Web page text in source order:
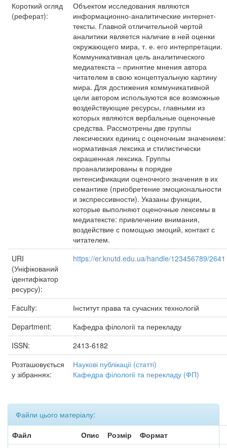
Короткий огляд
(реферат):
Объектом исследования являются
информационно-аналитические интернет-
тексты. Главной отличительной чертой
аналитики является наличие в ней оценки
окружающего мира, т. е. его интерпретации.
Коммуникативная цель аналитического
медиатекста – принятие мнения автора
читателем в свою концептуальную картину
мира. Для достижения коммуникативной
цели автором используются все возможные
воздействующие ресурсы, главными из
которых являются вербальные оценочные
средства. Рассмотрены две группы
лексических единиц с оценочным значением:
нормативная лексика и стилистически
окрашенная лексика. Группы
проанализированы в порядке
интенсификации оценочного значения в их
семантике (приобретение эмоциональности
и экспрессивности). Указаны функции,
которые выполняют оценочные лексемы в
медиатексте: привлечение внимания,
воздействие с помощью эмоций, контакт с
читателем.
URI
(Уніфікований
ідентифікатор
ресурсу):
https://er.knutd.edu.ua/handle/123456789/2641
Faculty:
Інститут права та сучасних технологій
Department:
Кафедра філології та перекладу
ISSN:
2413-6182
Розташовується
у зібраннях:
Наукові публікації (статті)
Кафедра філології та перекладу (ФП)
Файли цього матеріалу:
Файл
Опис Розмір
Формат